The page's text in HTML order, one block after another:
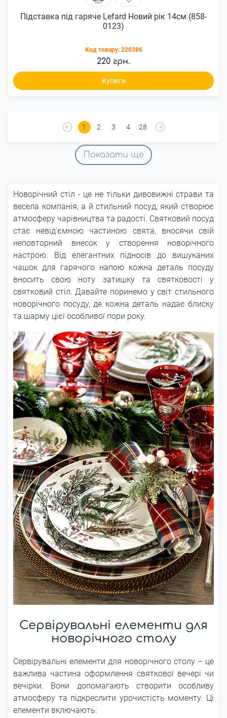
Підставка під гаряче Lefard Новий рік 14см (858-
0123)
Код товару: 220386
220 грн.
Купити
1 2 3 4 28
Показати ще
Новорічний стіл - це не тільки дивовижні страви та
весела компанія, а й стильний посуд, який створює
атмосферу чарівництва та радості. Святковий посуд
стає невід'ємною частиною свята, вносячи свій
неповторний внесок у створення новорічного
настрою. Від елегантних підносів до вишуканих
чашок для гарячого напою кожна деталь посуду
вносить свою ноту затишку та святковості у
святковий стіл. Давайте поринемо у світ стильного
новорічного посуду, де кожна деталь надає блиску
та шарму цієї особливої пори року.
Сервірувальні елементи для
новорічного столу
Сервірувальні елементи для новорічного столу – це
важлива частина оформлення святкової вечері чи
вечірки. Вони допомагають створити особливу
атмосферу та підкреслити урочистість моменту. Ці
елементи включають: